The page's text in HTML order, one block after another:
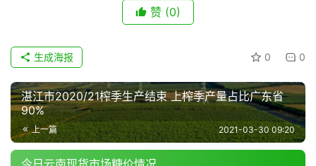
专
题
赞 (0)
0 0
生成海报
湛江市2020/21榨季生产结束 上榨季产量占比广东省
90%
上一篇 2021-03-30 09:20